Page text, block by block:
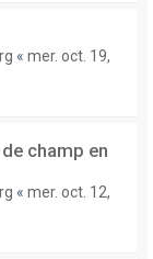
« mer. oct. 19,
champ en
« mer. oct. 12,